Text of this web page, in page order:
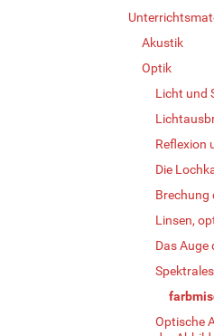
Akustik
Optik
Licht und
Reflexion
Die
Brechung
Linsen,
Das Auge
Optische